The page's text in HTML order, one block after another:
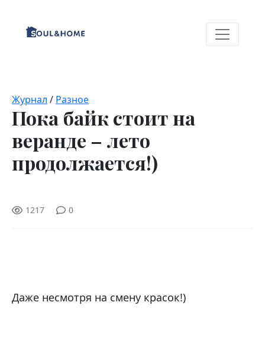
Журнал / Разное
Пока байк стоит на
веранде – лето
продолжается!)
1217 0
Даже несмотря на смену красок!)